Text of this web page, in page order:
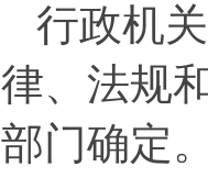
行政机
律、法规
部门确定。